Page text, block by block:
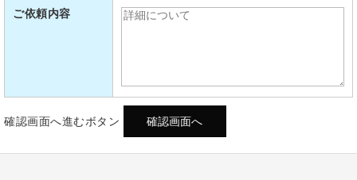
ご依頼内容
確認画面へ進むボタン